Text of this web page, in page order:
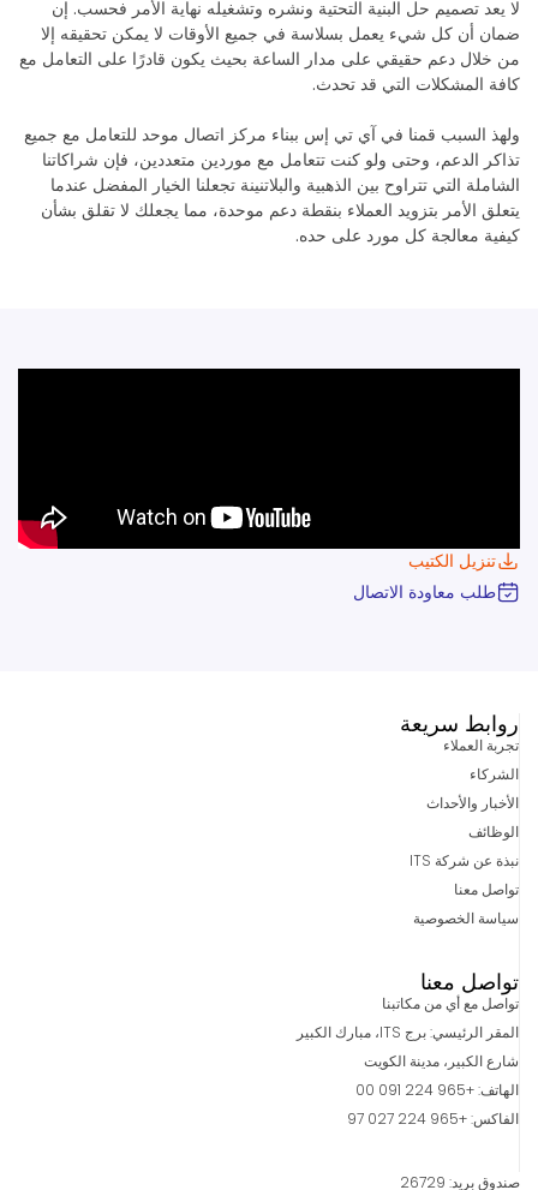
لا يعد تصميم حل البنية التحتية ونشره وتشغيله نهاية الأمر فحسب. إن
ضمان أن كل شيء يعمل بسلاسة في جميع الأوقات لا يمكن تحقيقه إلا
من خلال دعم حقيقي على مدار الساعة بحيث يكون قادرًا على التعامل مع
كافة المشكلات التي قد تحدث.
ولهذ السبب قمنا في آي تي إس ببناء مركز اتصال موحد للتعامل مع جميع
تذاكر الدعم، وحتى ولو كنت تتعامل مع موردين متعددين، فإن شراكاتنا
الشاملة التي تتراوح بين الذهبية والبلاتنينة تجعلنا الخيار المفضل عندما
يتعلق الأمر بتزويد العملاء بنقطة دعم موحدة، مما يجعلك لا تقلق بشأن
كيفية معالجة كل مورد على حده.
تنزيل الكتيب
طلب معاودة الاتصال
روابط سريعة
تجربة العملاء
الشركاء
الأخبار والأحداث
الوظائف
نبذة عن شركة ITS
تواصل معنا
سياسة الخصوصية
تواصل معنا
تواصل مع أي من مكاتبنا
المقر الرئيسي: برج ITS، مبارك الكبير
شارع الكبير، مدينة الكويت
الهاتف: +965 224 091 00
الفاكس: +965 224 027 97
صندوق بريد: 26729